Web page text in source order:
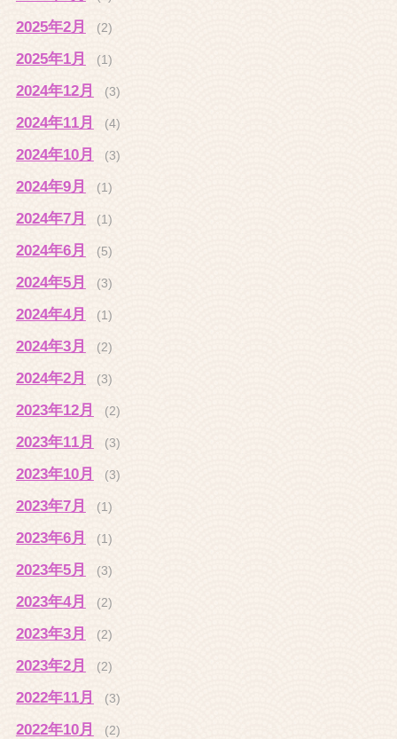
2025年2月 (2)
2025年1月 (1)
2024年12月 (3)
2024年11月 (4)
2024年10月 (3)
2024年9月 (1)
2024年7月 (1)
2024年6月 (5)
2024年5月 (3)
2024年4月 (1)
2024年3月 (2)
2024年2月 (3)
2023年12月 (2)
2023年11月 (3)
2023年10月 (3)
2023年7月 (1)
2023年6月 (1)
2023年5月 (3)
2023年4月 (2)
2023年3月 (2)
2023年2月 (2)
2022年11月 (3)
2022年10月 (2)